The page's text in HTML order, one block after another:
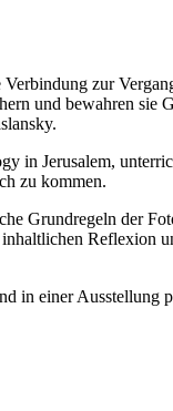
zur
und bewahren
in Jerusalem,
zu kommen.
Grundregeln der
Reflexion
in einer Ausstellung